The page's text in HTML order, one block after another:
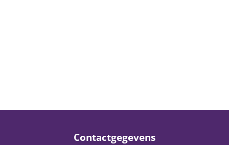
Contactgegevens